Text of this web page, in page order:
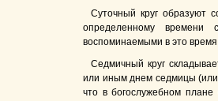
Суточный круг образуют
определенному
воспоминаемыми в это
Седмичный круг
или иным днем седмицы (или,
что в богослужебном плане